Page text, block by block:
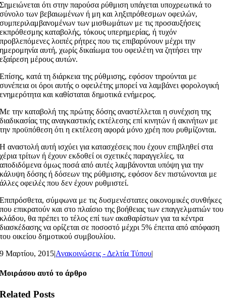
Σημειώνεται ότι στην παρούσα ρύθμιση υπάγεται υποχρεωτικά το
σύνολο των βεβαιωμένων ή μη και ληξιπρόθεσμων οφειλών,
συμπεριλαμβανομένων των μισθωμάτων με τις προσαυξήσεις
εκπρόθεσμης καταβολής, τόκους υπερημερίας, ή τυχόν
προβλεπόμενες λοιπές ρήτρες που τις επιβαρύνουν μέχρι την
ημερομηνία αυτή, χωρίς δικαίωμα του οφειλέτη να ζητήσει την
εξαίρεση μέρους αυτών.
Επίσης, κατά τη διάρκεια της ρύθμισης, εφόσον τηρούνται με
συνέπεια οι όροι αυτής ο οφειλέτης μπορεί να λαμβάνει φορολογική
ενημερότητα και καθίσταται δημοτικά ενήμερος.
Με την καταβολή της πρώτης δόσης αναστέλλεται η συνέχιση της
διαδικασίας της αναγκαστικής εκτέλεσης επί κινητών ή ακινήτων με
την προϋπόθεση ότι η εκτέλεση αφορά μόνο χρέη που ρυθμίζονται.
Η αναστολή αυτή ισχύει για κατασχέσεις που έχουν επιβληθεί στα
χέρια τρίτων ή έχουν εκδοθεί οι σχετικές παραγγελίες, τα
αποδιδόμενα όμως ποσά από αυτές λαμβάνονται υπόψη για την
κάλυψη δόσης ή δόσεων της ρύθμισης, εφόσον δεν πιστώνονται με
άλλες οφειλές που δεν έχουν ρυθμιστεί.
Επιπρόσθετα, σύμφωνα με τις δυσμενέστατες οικονομικές συνθήκες
που επικρατούν και στο πλαίσιο της βοήθειας των επαγγελματιών του
κλάδου, θα πρέπει το τέλος επί των ακαθαρίστων για τα κέντρα
διασκέδασης να ορίζεται σε ποσοστό μέχρι 5% έπειτα από απόφαση
του οικείου δημοτικού συμβουλίου.
9 Μαρτίου, 2015|Ανακοινώσεις - Δελτία Τύπου|
Μοιράσου αυτό το άρθρο
Related Posts